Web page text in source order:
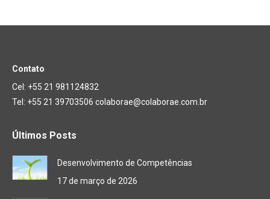
Contato
Cel: +55 21 981124832
Tel: +55 21 39703506 colaborae@colaborae.com.br
Últimos Posts
Desenvolvimento de Competências
17 de março de 2026